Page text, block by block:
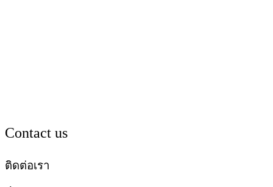
Contact us
ติดต่อเรา